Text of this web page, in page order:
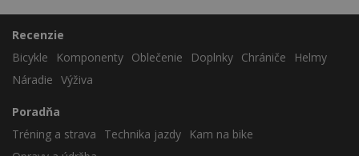
Recenzie
Bicykle
Komponenty Oblečenie Doplnky Chrániče
Helmy
Náradie Výživa
Poradňa
Tréning a strava
Technika jazdy
Kam na bike